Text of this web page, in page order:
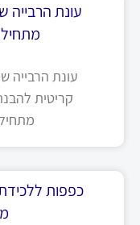
עונת הרבייה
עונת הרבייה
קריטית
כפפות